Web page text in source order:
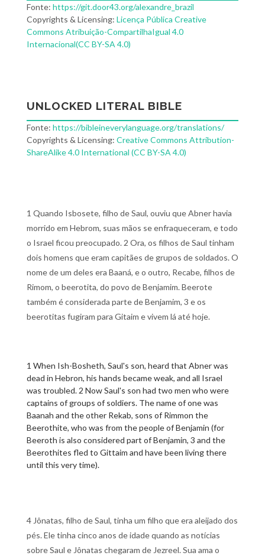
Fonte: https://git.door43.org/alexandre_brazil
Copyrights & Licensing: Licença Pública Creative
Commons Atribuição-CompartilhaIgual 4.0
Internacional(CC BY-SA 4.0)
UNLOCKED LITERAL BIBLE
Fonte: https://bibleineverylanguage.org/translations/
Copyrights & Licensing: Creative Commons Attribution-
ShareAlike 4.0 International (CC BY-SA 4.0)
1 Quando Isbosete, filho de Saul, ouviu que Abner havia
morrido em Hebrom, suas mãos se enfraqueceram, e todo
o Israel ficou preocupado. 2 Ora, os filhos de Saul tinham
dois homens que eram capitães de grupos de soldados. O
nome de um deles era Baaná, e o outro, Recabe, filhos de
Rimom, o beerotita, do povo de Benjamim. Beerote
também é considerada parte de Benjamim, 3 e os
beerotitas fugiram para Gitaim e vivem lá até hoje.
1 When Ish-Bosheth, Saul's son, heard that Abner was
dead in Hebron, his hands became weak, and all Israel
was troubled. 2 Now Saul's son had two men who were
captains of groups of soldiers. The name of one was
Baanah and the other Rekab, sons of Rimmon the
Beerothite, who was from the people of Benjamin (for
Beeroth is also considered part of Benjamin, 3 and the
Beerothites fled to Gittaim and have been living there
until this very time).
4 Jônatas, filho de Saul, tinha um filho que era aleijado dos
pés. Ele tinha cinco anos de idade quando as notícias
sobre Saul e Jônatas chegaram de Jezreel. Sua ama o